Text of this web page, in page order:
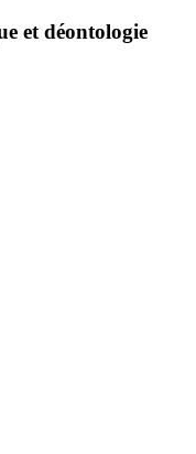
et déontologie